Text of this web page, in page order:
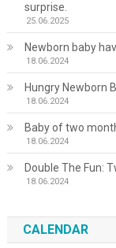
surprise.
25.06.2025
Newborn baby
18.06.2024
Hungry Newborn
18.06.2024
Baby of two
18.06.2024
Double The Fun:
18.06.2024
CALENDAR